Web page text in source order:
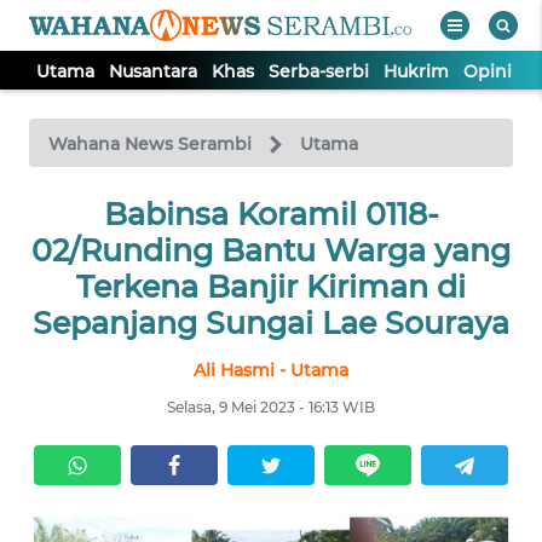
Utama Nusantara Khas Serba-serbi Hukrim Opini
Wahana News Serambi Utama
Babinsa Koramil 0118-
02/Runding Bantu Warga yang
Terkena Banjir Kiriman di
Sepanjang Sungai Lae Souraya
Ali Hasmi - Utama
Selasa, 9 Mei 2023 - 16:13 WIB
TV
Tutup
NUSANTARA
KHAS
SERBI